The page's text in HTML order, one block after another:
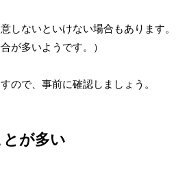
しないといけない場合もあります。
が多いようです。）
ので、事前に確認しましょう。
が多い